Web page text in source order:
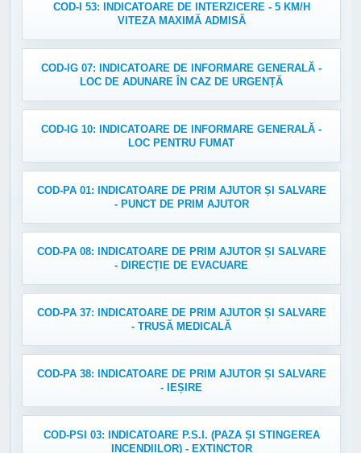
COD-I 53: INDICATOARE DE INTERZICERE - 5 KM/H
VITEZA MAXIMĂ ADMISĂ
COD-IG 07: INDICATOARE DE INFORMARE GENERALĂ -
LOC DE ADUNARE ÎN CAZ DE URGENȚĂ
COD-IG 10: INDICATOARE DE INFORMARE GENERALĂ -
LOC PENTRU FUMAT
COD-PA 01: INDICATOARE DE PRIM AJUTOR ȘI SALVARE
- PUNCT DE PRIM AJUTOR
COD-PA 08: INDICATOARE DE PRIM AJUTOR ȘI SALVARE
- DIRECȚIE DE EVACUARE
COD-PA 37: INDICATOARE DE PRIM AJUTOR ȘI SALVARE
- TRUSĂ MEDICALĂ
COD-PA 38: INDICATOARE DE PRIM AJUTOR ȘI SALVARE
- IEȘIRE
COD-PSI 03: INDICATOARE P.S.I. (PAZA ȘI STINGEREA
INCENDIILOR) - EXTINCTOR